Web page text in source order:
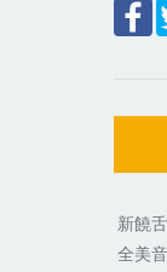
新饒
全美